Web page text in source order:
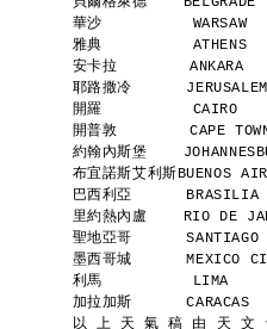
華沙
雅典
安卡拉
耶路撒冷
開羅          CAIRO
開普敦        CAPE
約翰內斯堡
布宜諾斯艾利斯
巴西利亞
里約熱內盧    RIO
聖地亞哥
墨西哥城
利馬          LIMA
加拉加斯
以 上 天 氣 稿 由 天 文